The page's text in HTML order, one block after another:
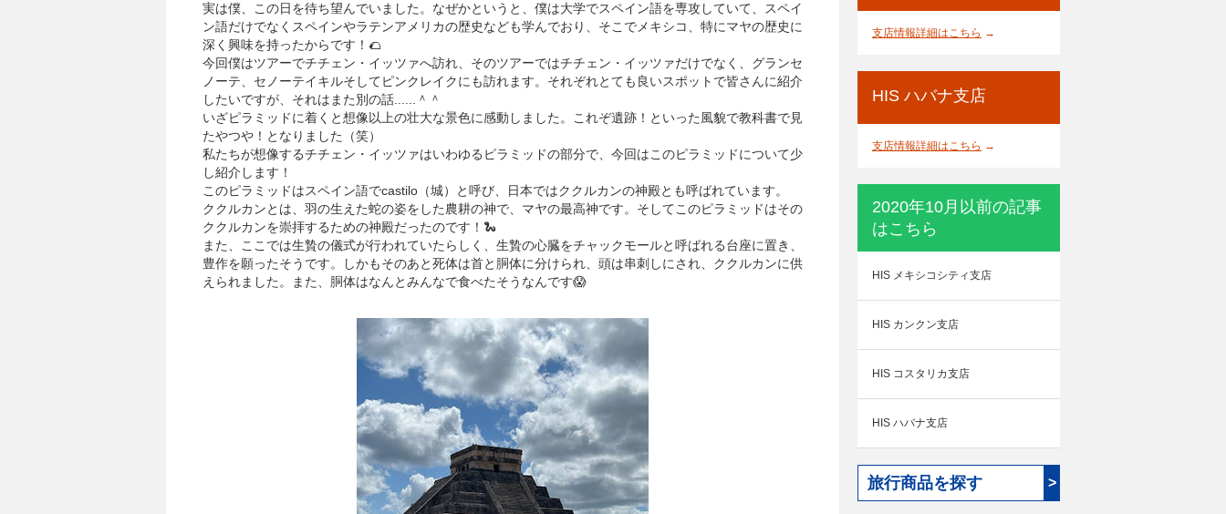
実は僕、この日を待ち望んでいました。なぜかというと、僕は大学でスペイン語を専攻していて、スペイ
ン語だけでなくスペインやラテンアメリカの歴史なども学んでおり、そこでメキシコ、特にマヤの歴史に
深く興味を持ったからです！🌮
今回僕はツアーでチチェン・イッツァへ訪れ、そのツアーではチチェン・イッツァだけでなく、グランセ
ノーテ、セノーテイキルそしてピンクレイクにも訪れます。それぞれとても良いスポットで皆さんに紹介
したいですが、それはまた別の話......＾＾
いざピラミッドに着くと想像以上の壮大な景色に感動しました。これぞ遺跡！といった風貌で教科書で見
たやつや！となりました（笑）
私たちが想像するチチェン・イッツァはいわゆるピラミッドの部分で、今回はこのピラミッドについて少
し紹介します！
このピラミッドはスペイン語でcastilo（城）と呼び、日本ではククルカンの神殿とも呼ばれています。
ククルカンとは、羽の生えた蛇の姿をした農耕の神で、マヤの最高神です。そしてこのピラミッドはその
ククルカンを崇拝するための神殿だったのです！🐍
また、ここでは生贄の儀式が行われていたらしく、生贄の心臓をチャックモールと呼ばれる台座に置き、
豊作を願ったそうです。しかもそのあと死体は首と胴体に分けられ、頭は串刺しにされ、ククルカンに供
えられました。また、胴体はなんとみんなで食べたそうなんです😱
支店情報詳細はこちら →
HIS ハバナ支店
支店情報詳細はこちら →
2020年10月以前の記事
はこちら
HIS メキシコシティ支店
HIS カンクン支店
HIS コスタリカ支店
HIS ハバナ支店
旅行商品を探す >